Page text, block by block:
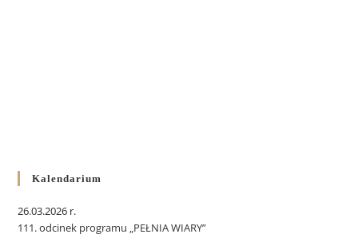
Kalendarium
26.03.2026 r.
111. odcinek programu „PEŁNIA WIARY”